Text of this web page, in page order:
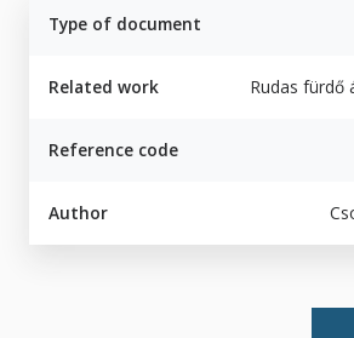
Type of document
Related work Rudas fürdő
Reference code
Author